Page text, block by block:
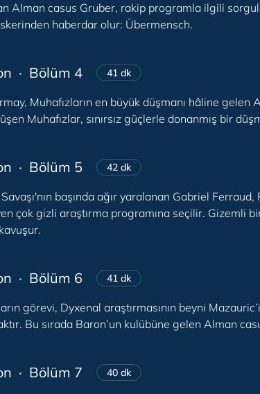
Alman casus Gruber, rakip programla ilgili
haberdar olur: Übermensch.
· Bölüm 4 41 dk
Muhafızların en büyük düşmanı hâline gelen
Muhafızlar, sınırsız güçlerle donanmış bir
· Bölüm 5 42 dk
başında ağır yaralanan Gabriel
çok gizli araştırma programına seçilir. Gizemli
· Bölüm 6 41 dk
görevi, Dyxenal araştırmasının beyni
Bu sırada Baron’un kulübüne gelen Alman
· Bölüm 7 40 dk